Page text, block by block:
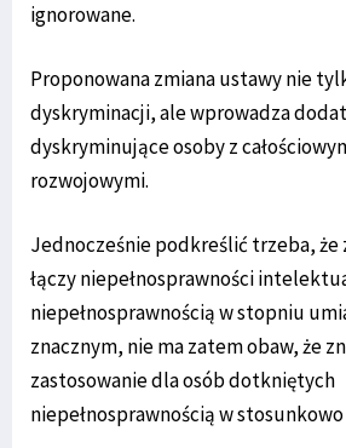
ignorowane.
Proponowana zmiana ustawy nie
dyskryminacji, ale wprowadza
dyskryminujące osoby z
rozwojowymi.
Jednocześnie podkreślić trzeba, że
łączy niepełnosprawności
niepełnosprawnością w stopniu
znacznym, nie ma zatem obaw, że
zastosowanie dla osób dotkniętych
niepełnosprawnością w